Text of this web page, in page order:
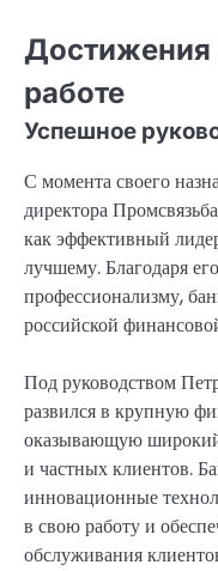
Достижения
работе
Успешное
С момента своего
директора
как эффективный
лучшему. Благодаря
профессионализму,
российской
Под руководством
развился в крупную
оказывающую широкий
и частных клиентов.
инновационные
в свою работу и
обслуживания